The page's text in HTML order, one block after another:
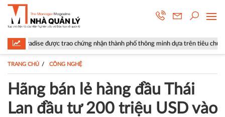
được trao chứng nhận thành phố thông minh dựa trên tiêu chuẩn ISO 37122
TRANG CHỦ CÔNG NGHỆ
Hãng bán lẻ hàng đầu Thái
Lan đầu tư 200 triệu USD vào